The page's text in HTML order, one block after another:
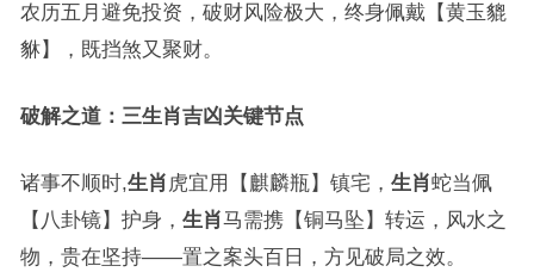
农历五月避免投资，破财风险极大，终身佩戴【黄玉貔
貅】，既挡煞又聚财。
破解之道：三生肖吉凶关键节点
诸事不顺时,生肖 虎宜用【麒麟瓶】镇宅， 生肖蛇当佩
【八卦镜】护身， 生肖马需携【铜马坠】转运，风水之
物，贵在坚持——置之案头百日，方见破局之效。